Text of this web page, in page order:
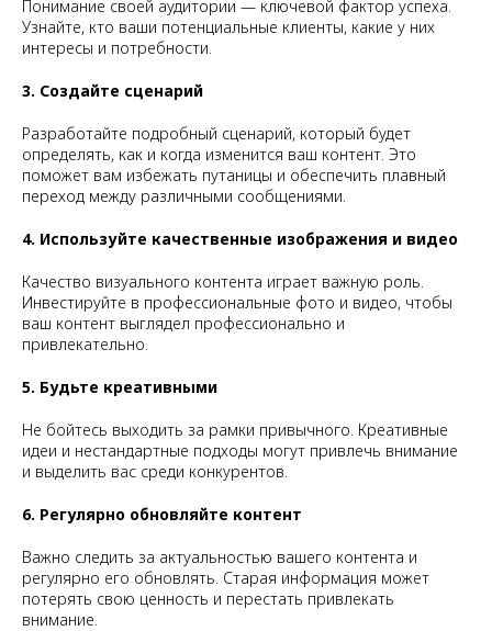
Понимание своей аудитории — ключевой фактор успеха.
Узнайте, кто ваши потенциальные клиенты, какие у них
интересы и потребности.
3. Создайте сценарий
Разработайте подробный сценарий, который будет
определять, как и когда изменится ваш контент. Это
поможет вам избежать путаницы и обеспечить плавный
переход между различными сообщениями.
4. Используйте качественные изображения и видео
Качество визуального контента играет важную роль.
Инвестируйте в профессиональные фото и видео, чтобы
ваш контент выглядел профессионально и
привлекательно.
5. Будьте креативными
Не бойтесь выходить за рамки привычного. Креативные
идеи и нестандартные подходы могут привлечь внимание
и выделить вас среди конкурентов.
6. Регулярно обновляйте контент
Важно следить за актуальностью вашего контента и
регулярно его обновлять. Старая информация может
потерять свою ценность и перестать привлекать
внимание.